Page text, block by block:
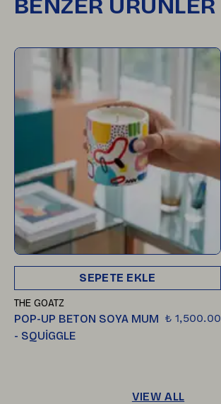
BENZER ÜRÜNLER
SEPETE EKLE
THE GOATZ
POP-UP BETON SOYA MUM
- SQUİGGLE
₺ 1,500.00
VIEW ALL